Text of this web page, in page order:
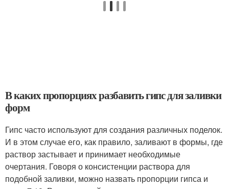
В каких пропорциях разбавить гипс для заливки
форм
Гипс часто используют для создания различных поделок.
И в этом случае его, как правило, заливают в формы, где
раствор застывает и принимает необходимые
очертания. Говоря о консистенции раствора для
подобной заливки, можно назвать пропорции гипса и